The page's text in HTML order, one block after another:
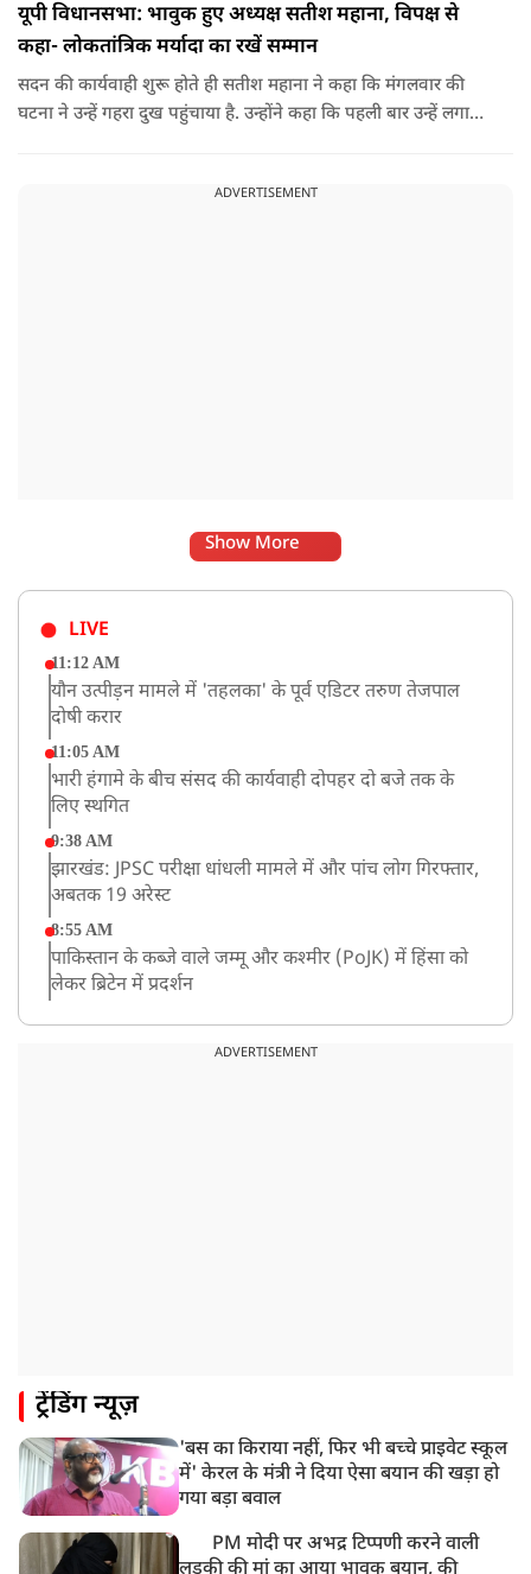
यूपी विधानसभा: भावुक हुए अध्यक्ष सतीश महाना, विपक्ष से
कहा- लोकतांत्रिक मर्यादा का रखें सम्मान
सदन की कार्यवाही शुरू होते ही सतीश महाना ने कहा कि मंगलवार की
घटना ने उन्हें गहरा दुख पहुंचाया है. उन्होंने कहा कि पहली बार उन्हें लगा
चलाने वाले व्यक्तियों में कमी होती है.ADVERTISEMENT
Show More
LIVE
11:12 AM
यौन उत्पीड़न मामले में 'तहलका' के पूर्व एडिटर तरुण तेजपाल
दोषी करार
11:05 AM
भारी हंगामे के बीच संसद की कार्यवाही दोपहर दो बजे तक के
लिए स्थगित
9:38 AM
झारखंड: JPSC परीक्षा धांधली मामले में और पांच लोग गिरफ्तार,
अबतक 19 अरेस्ट
8:55 AM
पाकिस्तान के कब्जे वाले जम्मू और कश्मीर (PoJK) में हिंसा को
लेकर ब्रिटेन में प्रदर्शन
बसपा के इकलौते विधायक उमाशंकर सिंह का देर रात निधन,
ADVERTISEMENT
ट्रेंडिंग न्यूज़
'बस का किराया नहीं, फिर भी बच्चे प्राइवेट स्कूल
में' केरल के मंत्री ने दिया ऐसा बयान की खड़ा हो
गया बड़ा बवाल
PM मोदी पर अभद्र टिप्पणी करने वाली